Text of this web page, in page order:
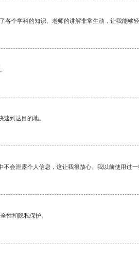
各个学科的知识。老师的讲解非常生动，让我能够轻
到达目的地。
会泄露个人信息，这让我很放心。我以前使用过
性和隐私保护。